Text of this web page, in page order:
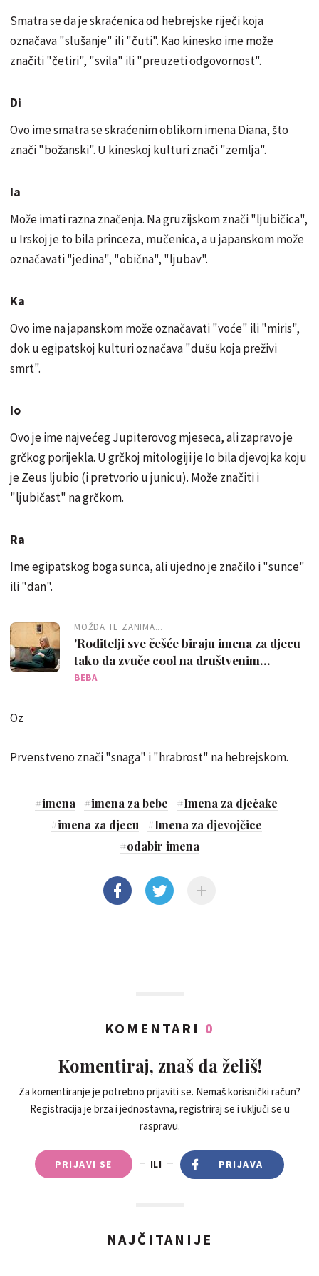
Smatra se da je skraćenica od hebrejske riječi koja
označava "slušanje" ili "čuti". Kao kinesko ime može
značiti "četiri", "svila" ili "preuzeti odgovornost".
Di
Ovo ime smatra se skraćenim oblikom imena Diana, što
znači "božanski". U kineskoj kulturi znači "zemlja".
Ia
Može imati razna značenja. Na gruzijskom znači "ljubičica",
u Irskoj je to bila princeza, mučenica, a u japanskom može
označavati "jedina", "obična", "ljubav".
Ka
Ovo ime na japanskom može označavati "voće" ili "miris",
dok u egipatskoj kulturi označava "dušu koja preživi
smrt".
Io
Ovo je ime najvećeg Jupiterovog mjeseca, ali zapravo je
grčkog porijekla. U grčkoj mitologiji je Io bila djevojka koju
je Zeus ljubio (i pretvorio u junicu). Može značiti i
"ljubičast" na grčkom.
Ra
Ime egipatskog boga sunca, ali ujedno je značilo i "sunce"
ili "dan".
MOŽDA TE ZANIMA...
'Roditelji sve češće biraju imena za djecu
tako da zvuče cool na društvenim
mrežama'
BEBA
Oz
Prvenstveno znači "snaga" i "hrabrost" na hebrejskom.
#imena #imena za bebe #Imena za dječake
#imena za djecu #Imena za djevojčice
#odabir imena
KOMENTARI 0
Komentiraj, znaš da želiš!
Za komentiranje je potrebno prijaviti se. Nemaš korisnički račun?
Registracija je brza i jednostavna, registriraj se i uključi se u
raspravu.
PRIJAVI SE ILI PRIJAVA
NAJČITANIJE